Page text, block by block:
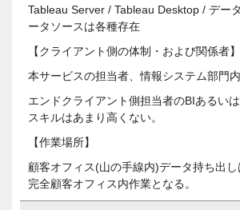
Tableau Server / Tableau Desktop / デー
ータソースは各種存在
【クライアント側の体制・および関係者】
本サービスの担当者、情報システム部門内
エンドクライアント側担当者のBIあるい
スキルはあまり高くない。
【作業場所】
顧客オフィス(山の手線内)データ持ち出し
完全顧客オフィス内作業となる。